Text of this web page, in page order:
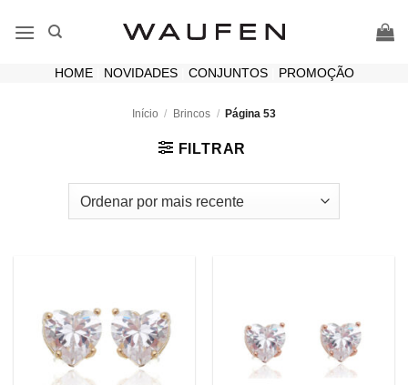
HOME| NOVIDADES| CONJUNTOS| PROMOÇÃO
Início / Brincos / Página 53
FILTRAR